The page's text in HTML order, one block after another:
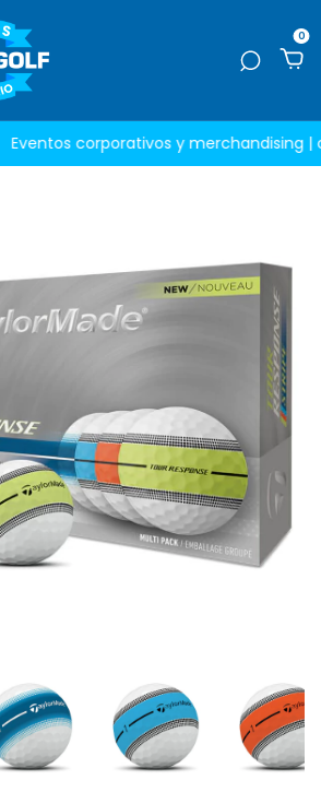
0
Eventos corporativos y merchandising |